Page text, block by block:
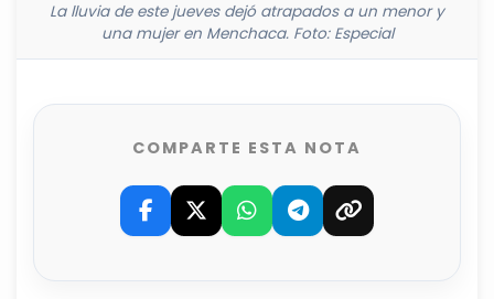
La lluvia de este jueves dejó atrapados a un menor y
una mujer en Menchaca. Foto: Especial
COMPARTE ESTA NOTA